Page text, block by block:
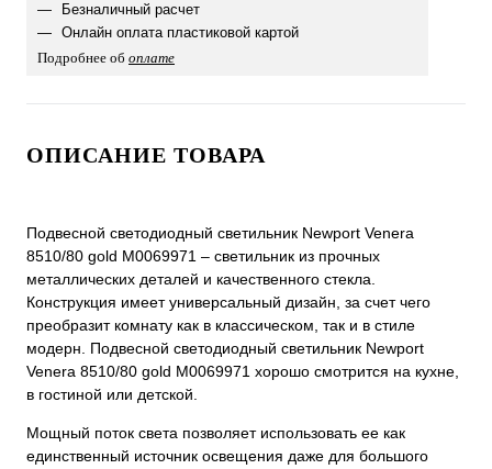
Безналичный расчет
Онлайн оплата пластиковой картой
Подробнее об оплате
ОПИСАНИЕ ТОВАРА
Подвесной светодиодный светильник Newport Venera
8510/80 gold М0069971 – светильник из прочных
металлических деталей и качественного стекла.
Конструкция имеет универсальный дизайн, за счет чего
преобразит комнату как в классическом, так и в стиле
модерн. Подвесной светодиодный светильник Newport
Venera 8510/80 gold М0069971 хорошо смотрится на кухне,
в гостиной или детской.
Мощный поток света позволяет использовать ее как
единственный источник освещения даже для большого